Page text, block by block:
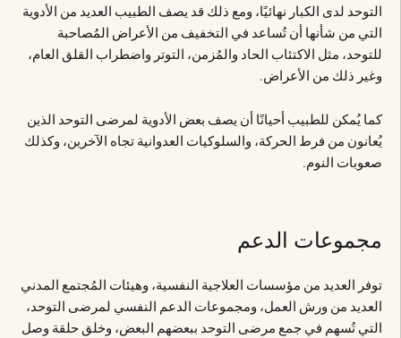
التوحد لدى الكبار نهائيًا، ومع ذلك قد يصف الطبيب العديد من الأدوية
التي من شأنها أن تُساعد في التخفيف من الأعراض المُصاحبة
للتوحد، مثل الاكتئاب الحاد والمُزمن، التوتر واضطراب القلق العام،
وغير ذلك من الأعراض.
كما يُمكن للطبيب أحيانًا أن يصف بعض الأدوية لمرضى التوحد الذين
يُعانون من فرط الحركة، والسلوكيات العدوانية تجاه الآخرين، وكذلك
صعوبات النوم.
مجموعات الدعم
توفر العديد من مؤسسات العلاجية النفسية، وهيئات المُجتمع المدني
العديد من ورش العمل، ومجموعات الدعم النفسي لمرضى التوحد،
التي تُسهم في جمع مرضى التوحد ببعضهم البعض، وخلق حلقة وصل